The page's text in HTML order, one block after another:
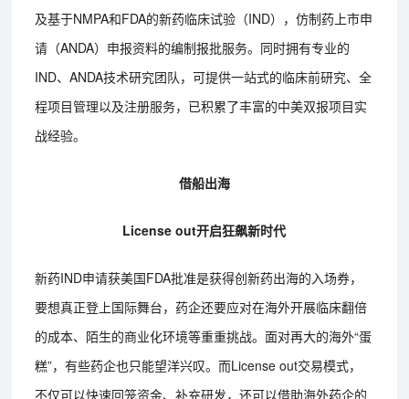
及基于NMPA和FDA的新药临床试验（IND），仿制药上市申
请（ANDA）申报资料的编制报批服务。同时拥有专业的
IND、ANDA技术研究团队，可提供一站式的临床前研究、全
程项目管理以及注册服务，已积累了丰富的中美双报项目实
战经验。
借船出海
License out开启狂飙新时代
新药IND申请获美国FDA批准是获得创新药出海的入场券，
要想真正登上国际舞台，药企还要应对在海外开展临床翻倍
的成本、陌生的商业化环境等重重挑战。面对再大的海外“蛋
糕”，有些药企也只能望洋兴叹。而License out交易模式，
不仅可以快速回笼资金、补充研发，还可以借助海外药企的